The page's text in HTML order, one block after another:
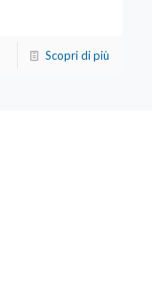
Scopri di più